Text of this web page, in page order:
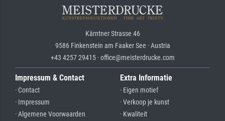
Kärntner Strasse 46
9586 Finkenstein am Faaker See · Austria
+43 4257 29415 · office@meisterdrucke.com
Impressum & Contact
· Contact
· Impressum
· Algemene Voorwaarden
Extra Informatie
· Eigen motief
· Verkoop je kunst
· Kwaliteit